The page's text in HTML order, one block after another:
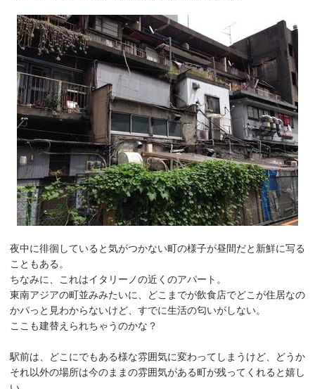
夜中に徘徊していると気がつかない町の様子が昼間だと新鮮に写る
こともある。
ちなみに、これはイタリーノの近くのアパート。
東南アジアの町並みみたいに、どこまでが飲食店でどこが住居なの
かパっと見わからないけど、すでに生活の匂いがしない。
ここも建替えられちゃうのかな？
駅前は、どこにでもある様な雰囲気に変わってしまうけど、どうか
それ以外の場所は今のままの雰囲気がある町が残ってくれると嬉し